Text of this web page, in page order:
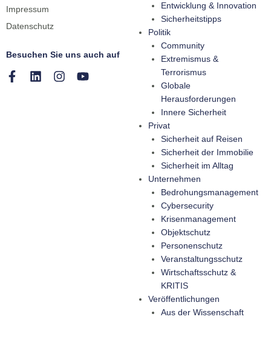
Impressum
Datenschutz
Besuchen Sie uns auch auf
Entwicklung & Innovation
Sicherheitstipps
Politik
Community
Extremismus &
Terrorismus
Globale
Herausforderungen
Innere Sicherheit
Privat
Sicherheit auf Reisen
Sicherheit der Immobilie
Sicherheit im Alltag
Unternehmen
Bedrohungsmanagement
Cybersecurity
Krisenmanagement
Objektschutz
Personenschutz
Veranstaltungsschutz
Wirtschaftsschutz &
KRITIS
Veröffentlichungen
Aus der Wissenschaft